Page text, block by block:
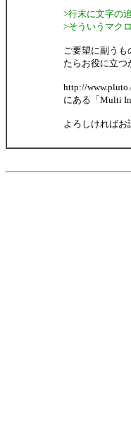
>行末に文字の
>そういうマク
ご要望に副うも
たらお役に立つ
http://
にある「Multi
よろしければお